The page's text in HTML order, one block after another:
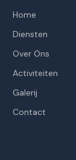
Home
Diensten
Over Ons
Activiteiten
Galerij
Contact